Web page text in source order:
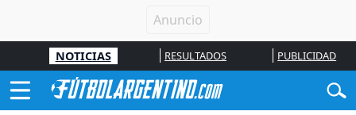
NOTICIAS RESULTADOS PUBLICIDAD